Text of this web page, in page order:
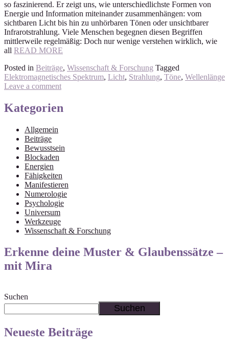
so faszinierend. Er zeigt uns, wie unterschiedlichste Formen von
Energie und Information miteinander zusammenhängen: vom
sichtbaren Licht bis hin zu unhörbaren Tönen oder unsichtbarer
Infrarotstrahlung. Viele Menschen begegnen diesen Begriffen
mittlerweile regelmäßig: Doch nur wenige verstehen wirklich, wie
all READ MORE
Posted in Beiträge, Wissenschaft & Forschung Tagged
Elektromagnetisches Spektrum, Licht, Strahlung, Töne, Wellenlänge
Leave a comment
Kategorien
Allgemein
Beiträge
Bewusstsein
Blockaden
Energien
Fähigkeiten
Manifestieren
Numerologie
Psychologie
Universum
Werkzeuge
Wissenschaft & Forschung
Erkenne deine Muster & Glaubenssätze –
mit Mira
Suchen
Suchen
Neueste Beiträge